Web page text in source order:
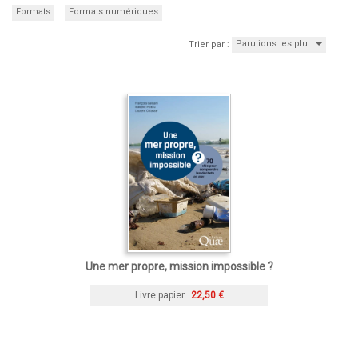
Formats Formats numériques
Trier par : Parutions les plu…
Une mer propre, mission impossible ?
Livre papier 22,50 €